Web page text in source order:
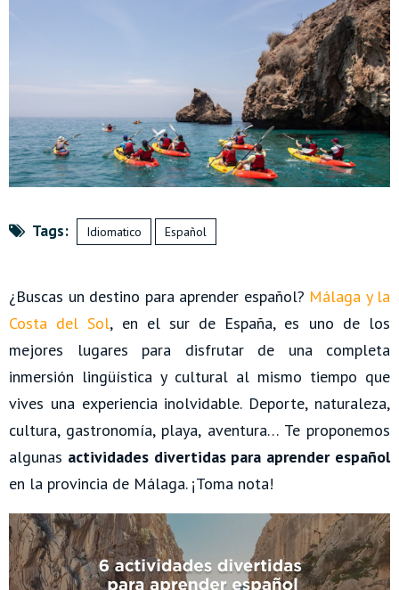
Tags: Idiomatico Español
¿Buscas un destino para aprender español? Málaga y la
Costa del Sol, en el sur de España, es uno de los
mejores lugares para disfrutar de una completa
inmersión lingüística y cultural al mismo tiempo que
vives una experiencia inolvidable. Deporte, naturaleza,
cultura, gastronomía, playa, aventura… Te proponemos
algunas actividades divertidas para aprender español
en la provincia de Málaga. ¡Toma nota!